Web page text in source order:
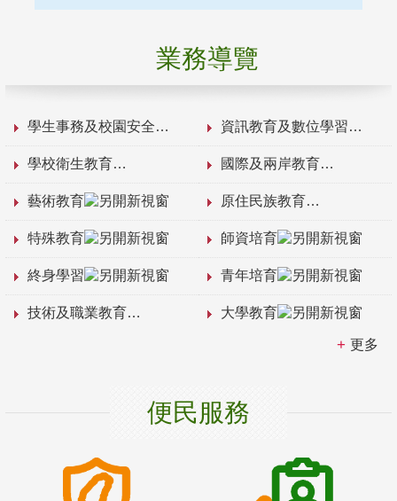
業務導覽
學生事務及校園安全 資訊教育及數位學習
學校衛生教育 國際及兩岸教育
藝術教育 原住民族教育
特殊教育 師資培育
終身學習 青年培育
技術及職業教育 大學教育
更多
便民服務